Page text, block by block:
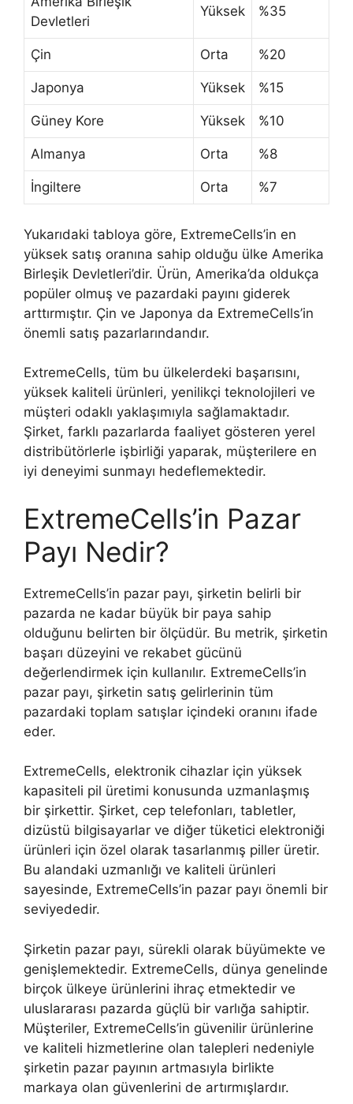
Devletleri
Yüksek %35
Çin Orta %20
Japonya Yüksek %15
Güney Kore Yüksek %10
Almanya Orta %8
İngiltere Orta %7
Yukarıdaki tabloya göre, ExtremeCells’in en
yüksek satış oranına sahip olduğu ülke Amerika
Birleşik Devletleri’dir. Ürün, Amerika’da oldukça
popüler olmuş ve pazardaki payını giderek
arttırmıştır. Çin ve Japonya da ExtremeCells’in
önemli satış pazarlarındandır.
ExtremeCells, tüm bu ülkelerdeki başarısını,
yüksek kaliteli ürünleri, yenilikçi teknolojileri ve
müşteri odaklı yaklaşımıyla sağlamaktadır.
Şirket, farklı pazarlarda faaliyet gösteren yerel
distribütörlerle işbirliği yaparak, müşterilere en
iyi deneyimi sunmayı hedeflemektedir.
ExtremeCells’in Pazar
Payı Nedir?
ExtremeCells’in pazar payı, şirketin belirli bir
pazarda ne kadar büyük bir paya sahip
olduğunu belirten bir ölçüdür. Bu metrik, şirketin
başarı düzeyini ve rekabet gücünü
değerlendirmek için kullanılır. ExtremeCells’in
pazar payı, şirketin satış gelirlerinin tüm
pazardaki toplam satışlar içindeki oranını ifade
eder.
ExtremeCells, elektronik cihazlar için yüksek
kapasiteli pil üretimi konusunda uzmanlaşmış
bir şirkettir. Şirket, cep telefonları, tabletler,
dizüstü bilgisayarlar ve diğer tüketici elektroniği
ürünleri için özel olarak tasarlanmış piller üretir.
Bu alandaki uzmanlığı ve kaliteli ürünleri
sayesinde, ExtremeCells’in pazar payı önemli bir
seviyededir.
Şirketin pazar payı, sürekli olarak büyümekte ve
genişlemektedir. ExtremeCells, dünya genelinde
birçok ülkeye ürünlerini ihraç etmektedir ve
uluslararası pazarda güçlü bir varlığa sahiptir.
Müşteriler, ExtremeCells’in güvenilir ürünlerine
ve kaliteli hizmetlerine olan talepleri nedeniyle
şirketin pazar payının artmasıyla birlikte
markaya olan güvenlerini de artırmışlardır.